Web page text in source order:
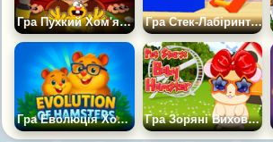
Гра Пухкий Хом'ячок Гра Стек-Лабіринт Для Хом'ячків
Гра Еволюція Хом'яків Гра Зоряні Вихованці: Малюк-хом'як